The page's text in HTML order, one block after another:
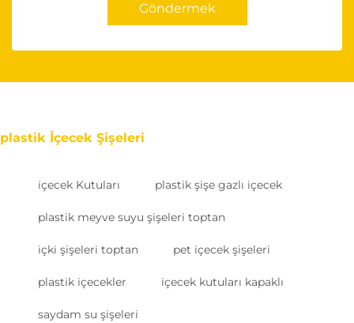
Göndermek
plastik İçecek Şişeleri
i̇çecek Kutuları plastik şişe gazlı içecek
plastik meyve suyu şişeleri toptan
içki şişeleri toptan pet içecek şişeleri
plastik içecekler içecek kutuları kapaklı
saydam su şişeleri